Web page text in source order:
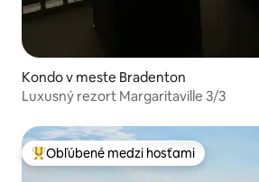
Kondo v meste Bradenton
Luxusný rezort Margaritaville 3/3
Najobľúbenejšie medzi hosťami
Obľúbené medzi hosťami